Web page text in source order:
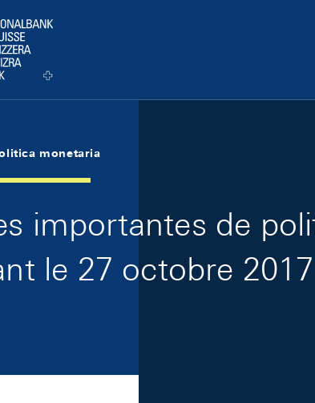
monetaria
importantes de
le 27 octobre